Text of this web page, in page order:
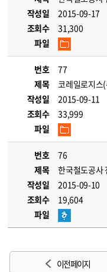
작성일
2015-09-17
조회수
31,300
파일
번호
77
제목
코레일로지스
작성일
2015-09-11
조회수
33,999
파일
번호
76
제목
한국철도공사
작성일
2015-09-10
조회수
19,604
파일
이전 페이지